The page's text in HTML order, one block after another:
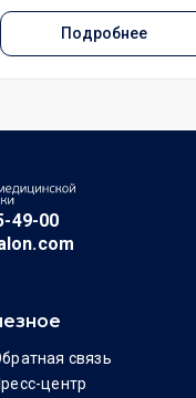
Подробнее
связь
центр
49-00